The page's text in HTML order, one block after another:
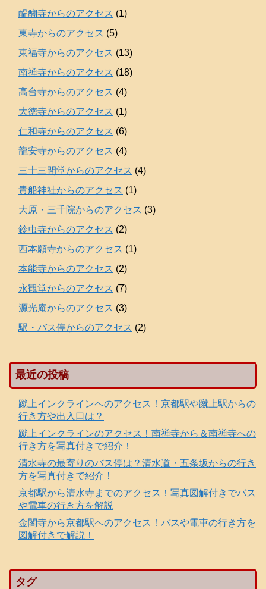
醍醐寺からのアクセス (1)
東寺からのアクセス (5)
東福寺からのアクセス (13)
南禅寺からのアクセス (18)
高台寺からのアクセス (4)
大徳寺からのアクセス (1)
仁和寺からのアクセス (6)
龍安寺からのアクセス (4)
三十三間堂からのアクセス (4)
貴船神社からのアクセス (1)
大原・三千院からのアクセス (3)
鈴虫寺からのアクセス (2)
西本願寺からのアクセス (1)
本能寺からのアクセス (2)
永観堂からのアクセス (7)
源光庵からのアクセス (3)
駅・バス停からのアクセス (2)
最近の投稿
蹴上インクラインへのアクセス！京都駅や蹴上駅からの
行き方や出入口は？
蹴上インクラインのアクセス！南禅寺から＆南禅寺への
行き方を写真付きで紹介！
清水寺の最寄りのバス停は？清水道・五条坂からの行き
方を写真付きで紹介！
京都駅から清水寺までのアクセス！写真図解付きでバス
や電車の行き方を解説
金閣寺から京都駅へのアクセス！バスや電車の行き方を
図解付きで解説！
タグ